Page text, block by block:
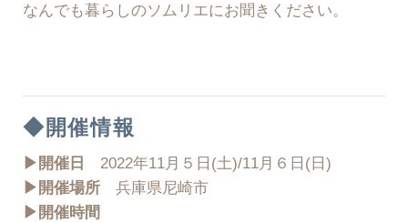
なんでも暮らしのソムリエにお聞きください。
◆開催情報
▶︎開催日
2022年11月５日(土)/11月６日(日)
▶︎開催場所 兵庫県尼崎市
▶︎開催時間